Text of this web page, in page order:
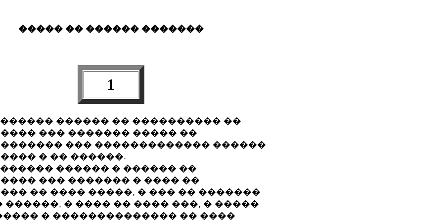
����� �� ������ �������
1
������ �� ���������� ��
��� ������� ����� ��
��� ������������� ������
� �� ������.
������ � ������ ��
��� ������� � ���� ��
�� ���� �����, � ��� �� �������
������, � ���� �� ���� ���, � �����
� �������������� �� ����